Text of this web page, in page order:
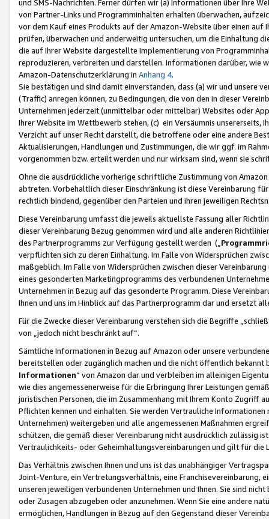
und SMS-Nachrichten. Ferner dürfen wir (a) Informationen über Ihre
von Partner-Links und Programminhalten erhalten überwachen,
vor dem Kauf eines Produkts auf der Amazon-Website über einen
prüfen, überwachen und anderweitig untersuchen, um die Einhaltung
die auf Ihrer Website dargestellte Implementierung von
reproduzieren, verbreiten und darstellen. Informationen darüber, wie
Amazon-Datenschutzerklärung in Anhang 4.
Sie bestätigen und sind damit einverstanden, dass (a) wir und
(Traffic) anregen können, zu Bedingungen, die von den in dieser
Unternehmen jederzeit (unmittelbar oder mittelbar) Websites oder
Ihrer Website im Wettbewerb stehen, (c) ein Versäumnis unsererseits,
Verzicht auf unser Recht darstellt, die betroffene oder eine andere
Aktualisierungen, Handlungen und Zustimmungen, die wir ggf. im
vorgenommen bzw. erteilt werden und nur wirksam sind, wenn sie
Ohne die ausdrückliche vorherige schriftliche Zustimmung von
abtreten. Vorbehaltlich dieser Einschränkung ist diese Vereinbarung
rechtlich bindend, gegenüber den Parteien und ihren jeweiligen
Diese Vereinbarung umfasst die jeweils aktuellste Fassung aller
dieser Vereinbarung Bezug genommen wird und alle anderen
des Partnerprogramms zur Verfügung gestellt werden („
verpflichten sich zu deren Einhaltung. Im Falle von Widersprüchen
maßgeblich. Im Falle von Widersprüchen zwischen dieser
eines gesonderten Marketingprogramms des verbundenen
Unternehmen in Bezug auf das gesonderte Programm. Diese
Ihnen und uns im Hinblick auf das Partnerprogramm dar und ersetzt
Für die Zwecke dieser Vereinbarung verstehen sich die Begriffe
von „jedoch nicht beschränkt auf“.
Sämtliche Informationen in Bezug auf Amazon oder unsere
bereitstellen oder zugänglich machen und die nicht öffentlich
Informationen“ von Amazon dar und verbleiben im alleinigen
wie dies angemessenerweise für die Erbringung Ihrer Leistungen
juristischen Personen, die im Zusammenhang mit Ihrem Konto
Pflichten kennen und einhalten. Sie werden Vertrauliche
Unternehmen) weitergeben und alle angemessenen Maßnahmen
schützen, die gemäß dieser Vereinbarung nicht ausdrücklich zulässig
Vertraulichkeits- oder Geheimhaltungsvereinbarungen und gilt für die
Das Verhältnis zwischen Ihnen und uns ist das unabhängiger
Joint-Venture, ein Vertretungsverhältnis, eine Franchisevereinbarung,
unseren jeweiligen verbundenen Unternehmen und Ihnen. Sie sind
oder Zusagen abzugeben oder anzunehmen. Wenn Sie eine andere
ermöglichen, Handlungen in Bezug auf den Gegenstand dieser